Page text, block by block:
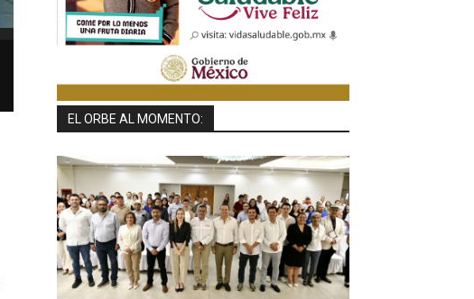
EL ORBE AL MOMENTO: